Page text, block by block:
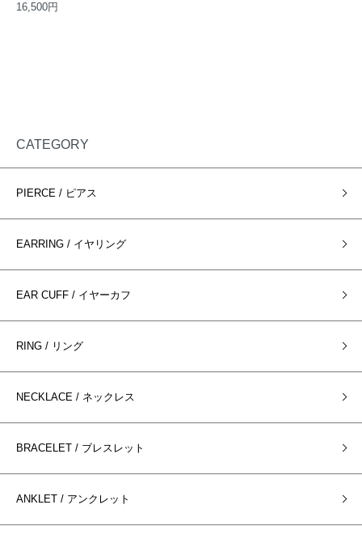
16,500円
CATEGORY
PIERCE / ピアス
EARRING / イヤリング
EAR CUFF / イヤーカフ
RING / リング
NECKLACE / ネックレス
BRACELET / ブレスレット
ANKLET / アンクレット